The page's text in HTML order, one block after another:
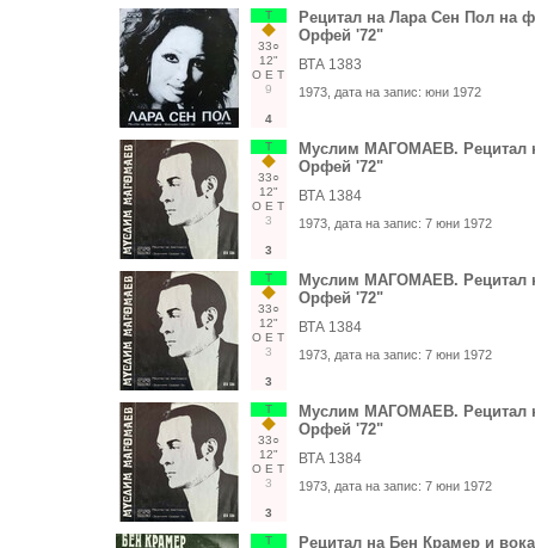
Т
33○
12"
О Е Т
9
4
Рецитал на Лара Сен Пол на
Орфей '72"
ВТА 1383
1973 , дата на запис: юни 1972
Т
33○
12"
О Е Т
3
3
Муслим МАГОМАЕВ. Рецитал
Орфей '72"
ВТА 1384
1973 , дата на запис: 7 юни 1972
Т
33○
12"
О Е Т
3
3
Муслим МАГОМАЕВ. Рецитал
Орфей '72"
ВТА 1384
1973 , дата на запис: 7 юни 1972
Т
33○
12"
О Е Т
3
3
Муслим МАГОМАЕВ. Рецитал
Орфей '72"
ВТА 1384
1973 , дата на запис: 7 юни 1972
Т
Рецитал на Бен Крамер и